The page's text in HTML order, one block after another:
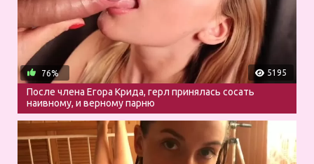
5195
76%
После члена Егора Крида, герл принялась сосать
наивному, и верному парню